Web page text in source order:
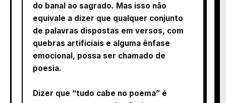
do banal ao sagrado. Mas isso não
equivale a dizer que qualquer conjunto
de palavras dispostas em versos, com
quebras artificiais e alguma ênfase
emocional, possa ser chamado de
poesia.
Dizer que “tudo cabe no poema” é